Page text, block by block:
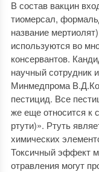
В состав вакцин
тиомерсал,
название
используются во
консервантов.
научный сотрудник
Минмедпрома
пестицид. Все
же еще относится к
ртути)». Ртуть
химических
Токсичный эффект
отравления могут